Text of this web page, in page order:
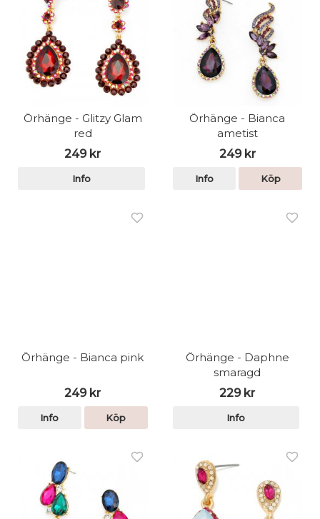
Örhänge - Glitzy Glam
red
249 kr
Info
Örhänge - Bianca
ametist
249 kr
Info Köp
Örhänge - Bianca pink
249 kr
Info Köp
Örhänge - Daphne
smaragd
229 kr
Info